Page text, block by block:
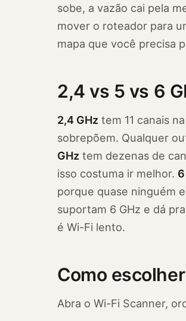
sobe, a vazão cai pela
mover o roteador para
mapa que você precisa
2,4 vs 5 vs 6
2,4 GHz tem 11 canais
sobrepõem. Qualquer
GHz tem dezenas de
isso costuma ir melhor.
porque quase ninguém
suportam 6 GHz e dá
é Wi-Fi lento.
Como
Abra o Wi-Fi Scanner,